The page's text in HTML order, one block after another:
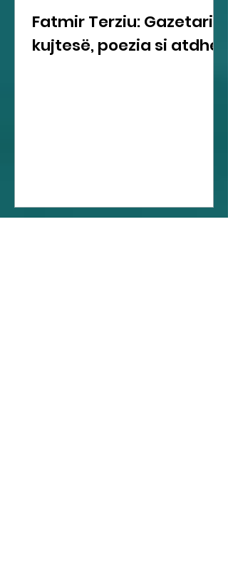
Fatmir Terziu: Gazetari si
kujtesë, poezia si atdhe